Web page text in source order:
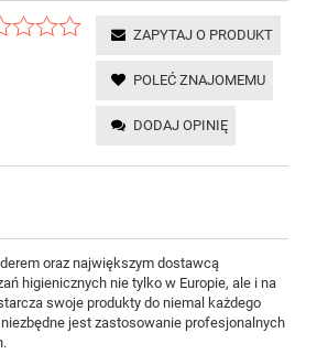
ZAPYTAJ O PRODUKT
POLEĆ ZNAJOMEMU
DODAJ OPINIĘ
oraz największym dostawcą
higienicznych nie tylko w Europie, ale i na
swoje produkty do niemal każdego
jest zastosowanie profesjonalnych